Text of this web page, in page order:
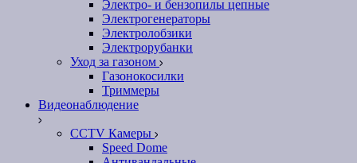
Электро- и бензопилы цепные
Электрогенераторы
Электролобзики
Электрорубанки
Уход за газоном
Газонокосилки
Триммеры
Видеонаблюдение
CCTV Камеры
Speed Dome